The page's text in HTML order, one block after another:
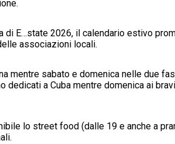
di E…state 2026, il calendario estivo
associazioni locali.
mentre sabato e domenica nelle due
dedicati a Cuba mentre domenica ai
lo street food (dalle 19 e anche a